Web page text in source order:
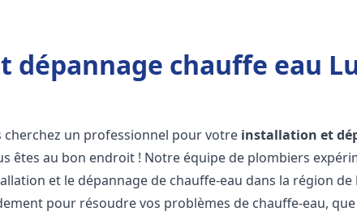
chauffe eau
cherchez un professionnel pour votre installation et
êtes au bon endroit ! Notre équipe de plombiers
et le dépannage de chauffe-eau dans la région de
pour résoudre vos problèmes de chauffe-eau,